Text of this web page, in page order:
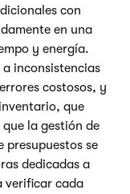
con
en una
y energía.
a inconsistencias
costosos, y
que
la gestión de
presupuestos se
dedicadas a
verificar cada